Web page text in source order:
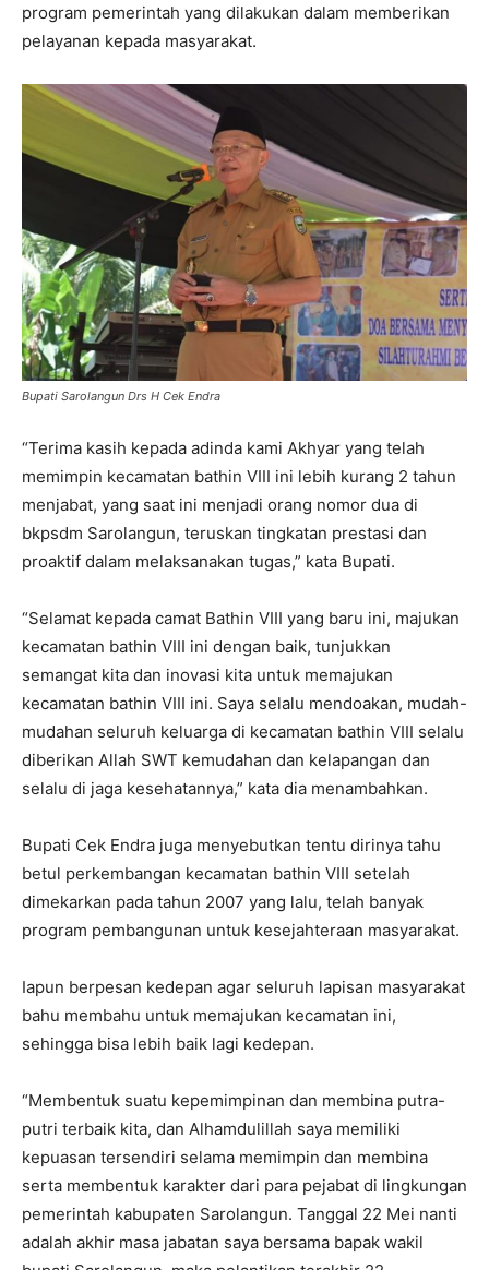
program pemerintah yang dilakukan dalam memberikan
pelayanan kepada masyarakat.
Bupati Sarolangun Drs H Cek Endra
“Terima kasih kepada adinda kami Akhyar yang telah
memimpin kecamatan bathin VIII ini lebih kurang 2 tahun
menjabat, yang saat ini menjadi orang nomor dua di
bkpsdm Sarolangun, teruskan tingkatan prestasi dan
proaktif dalam melaksanakan tugas,” kata Bupati.
“Selamat kepada camat Bathin VIII yang baru ini, majukan
kecamatan bathin VIII ini dengan baik, tunjukkan
semangat kita dan inovasi kita untuk memajukan
kecamatan bathin VIII ini. Saya selalu mendoakan, mudah-
mudahan seluruh keluarga di kecamatan bathin VIII selalu
diberikan Allah SWT kemudahan dan kelapangan dan
selalu di jaga kesehatannya,” kata dia menambahkan.
Bupati Cek Endra juga menyebutkan tentu dirinya tahu
betul perkembangan kecamatan bathin VIII setelah
dimekarkan pada tahun 2007 yang lalu, telah banyak
program pembangunan untuk kesejahteraan masyarakat.
Iapun berpesan kedepan agar seluruh lapisan masyarakat
bahu membahu untuk memajukan kecamatan ini,
sehingga bisa lebih baik lagi kedepan.
“Membentuk suatu kepemimpinan dan membina putra-
putri terbaik kita, dan Alhamdulillah saya memiliki
kepuasan tersendiri selama memimpin dan membina
serta membentuk karakter dari para pejabat di lingkungan
pemerintah kabupaten Sarolangun. Tanggal 22 Mei nanti
adalah akhir masa jabatan saya bersama bapak wakil